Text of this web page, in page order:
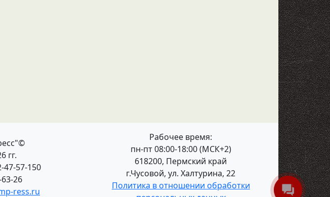
гг.
47-57-150
26
ress.ru
Рабочее время:
пн-пт 08:00-18:00 (МСК+2)
618200, Пермский край
г.Чусовой, ул. Халтурина, 22
Политика в отношении обработки